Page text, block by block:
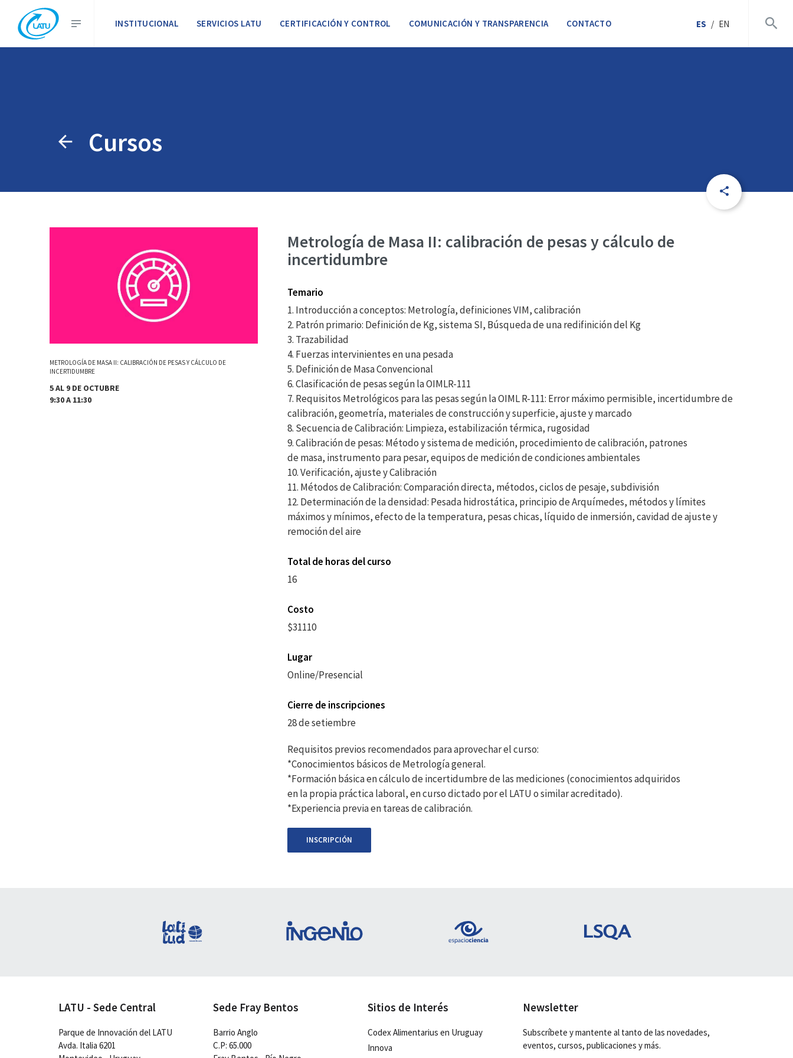
INSTITUCIONAL SERVICIOS LATU CERTIFICACIÓN Y CONTROL COMUNICACIÓN Y TRANSPARENCIA CONTACTO ES / EN
Cursos
METROLOGÍA DE MASA II: CALIBRACIÓN DE PESAS Y CÁLCULO DE
INCERTIDUMBRE
5 AL 9 DE OCTUBRE
9:30 A 11:30
Metrología de Masa II: calibración de pesas y cálculo de
incertidumbre
Temario
1. Introducción a conceptos: Metrología, definiciones VIM, calibración
2. Patrón primario: Definición de Kg, sistema SI, Búsqueda de una redifinición del Kg
3. Trazabilidad
4. Fuerzas intervinientes en una pesada
5. Definición de Masa Convencional
6. Clasificación de pesas según la OIMLR-111
7. Requisitos Metrológicos para las pesas según la OIML R-111: Error máximo permisible, incertidumbre de
calibración, geometría, materiales de construcción y superficie, ajuste y marcado
8. Secuencia de Calibración: Limpieza, estabilización térmica, rugosidad
9. Calibración de pesas: Método y sistema de medición, procedimiento de calibración, patrones
de masa, instrumento para pesar, equipos de medición de condiciones ambientales
10. Verificación, ajuste y Calibración
11. Métodos de Calibración: Comparación directa, métodos, ciclos de pesaje, subdivisión
12. Determinación de la densidad: Pesada hidrostática, principio de Arquímedes, métodos y límites
máximos y mínimos, efecto de la temperatura, pesas chicas, líquido de inmersión, cavidad de ajuste y
remoción del aire
Total de horas del curso
16
Costo
$31110
Lugar
Online/Presencial
Cierre de inscripciones
28 de setiembre
Requisitos previos recomendados para aprovechar el curso:
*Conocimientos básicos de Metrología general.
*Formación básica en cálculo de incertidumbre de las mediciones (conocimientos adquiridos
en la propia práctica laboral, en curso dictado por el LATU o similar acreditado).
*Experiencia previa en tareas de calibración.
INSCRIPCIÓN
LATU - Sede Central
Parque de Innovación del LATU
Avda. Italia 6201
Sede Fray Bentos
Barrio Anglo
C.P: 65.000
Sitios de Interés
Codex Alimentarius en Uruguay
Innova
Newsletter
Subscríbete y mantente al tanto de las novedades,
eventos, cursos, publicaciones y más.